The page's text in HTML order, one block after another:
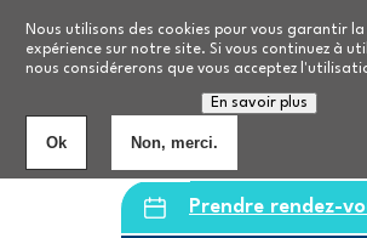
Nous utilisons des cookies pour vous garantir
expérience sur notre site. Si vous continuez à
nous considérerons que vous acceptez
En savoir plus
Ok Non, merci.
Prendre rendez-